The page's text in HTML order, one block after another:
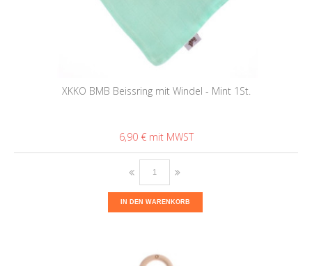
XKKO BMB Beissring mit Windel - Mint 1St.
6,90 €
IN DEN WARENKORB